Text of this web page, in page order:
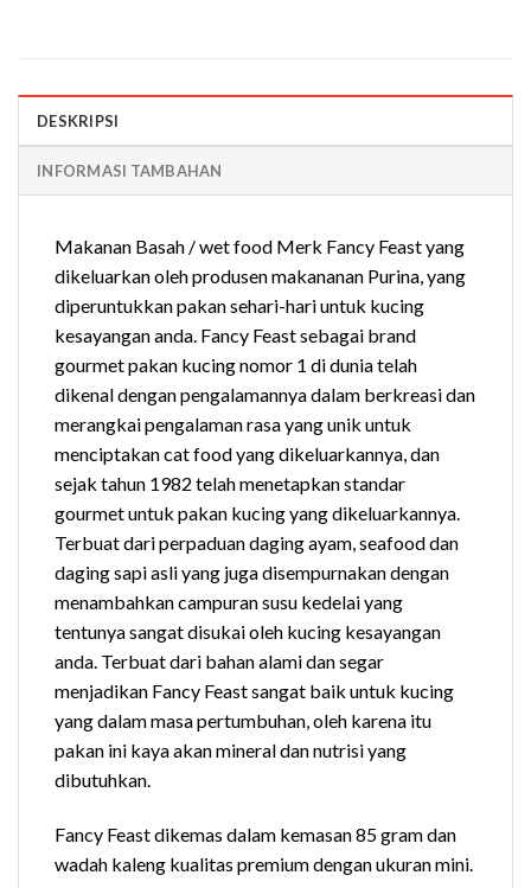
DESKRIPSI
INFORMASI TAMBAHAN
Makanan Basah / wet food Merk Fancy Feast yang
dikeluarkan oleh produsen makananan Purina, yang
diperuntukkan pakan sehari-hari untuk kucing
kesayangan anda. Fancy Feast sebagai brand
gourmet pakan kucing nomor 1 di dunia telah
dikenal dengan pengalamannya dalam berkreasi dan
merangkai pengalaman rasa yang unik untuk
menciptakan cat food yang dikeluarkannya, dan
sejak tahun 1982 telah menetapkan standar
gourmet untuk pakan kucing yang dikeluarkannya.
Terbuat dari perpaduan daging ayam, seafood dan
daging sapi asli yang juga disempurnakan dengan
menambahkan campuran susu kedelai yang
tentunya sangat disukai oleh kucing kesayangan
anda. Terbuat dari bahan alami dan segar
menjadikan Fancy Feast sangat baik untuk kucing
yang dalam masa pertumbuhan, oleh karena itu
pakan ini kaya akan mineral dan nutrisi yang
dibutuhkan.
Fancy Feast dikemas dalam kemasan 85 gram dan
wadah kaleng kualitas premium dengan ukuran mini.